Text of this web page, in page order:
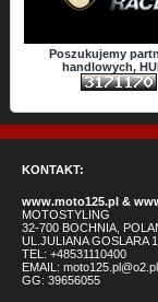
Poszukujemy
handlowych,
KONTAKT:
www.moto125.pl &
MOTOSTYLING
32-700 BOCHNIA,
UL.JULIANA GOSLARA
TEL: +48531110400
EMAIL: moto125.pl@o2.pl
GG: 39656055